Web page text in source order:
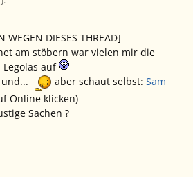
WEGEN DIESES THREAD]
am stöbern war vielen mir die
Legolas auf
aber schaut selbst: Sam
Online klicken)
Sachen ?